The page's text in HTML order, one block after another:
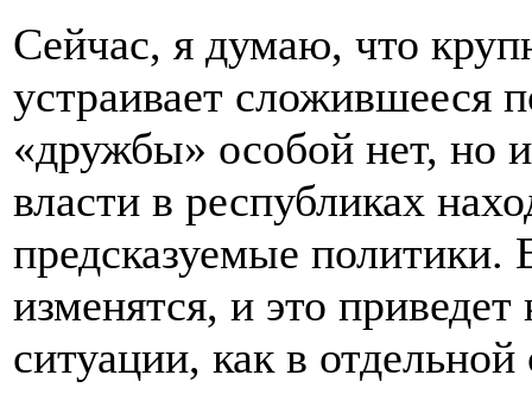
Сейчас, я думаю, что
устраивает сложившееся
«дружбы» особой нет, но
власти в республиках
предсказуемые политики.
изменятся, и это
ситуации, как в